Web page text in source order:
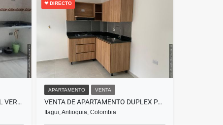
$1.600.000
VENTA DE APARTAMENTO EN EL VERGEL SAN ANTONIO DE PRADO
❤ DIRECTO
APARTAMENTO VENTA
VENTA DE APARTAMENTO DUPLEX PARA ESTRENAR EN ITAGÜÍ-SAN PIO
Itagui, Antioquia, Colombia